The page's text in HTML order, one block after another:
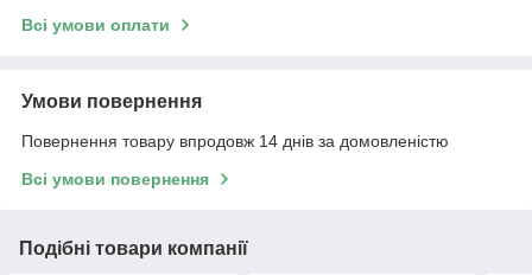
Всі умови оплати
Умови повернення
Повернення товару впродовж 14 днів за домовленістю
Всі умови повернення
Подібні товари компанії